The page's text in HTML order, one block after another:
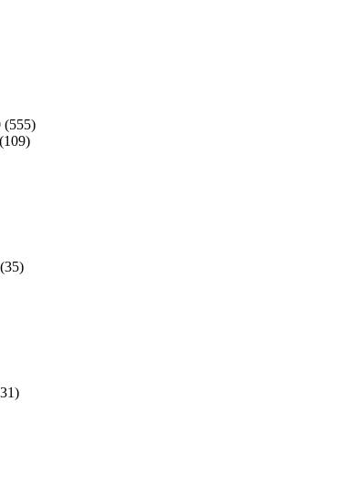
(555)
(109)
(35)